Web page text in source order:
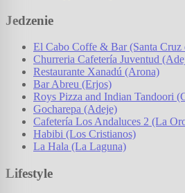
Jedzenie
El Cabo Coffe & Bar (Santa Cruz
Churreria Cafetería Juventud
Restaurante Xanadú (Arona)
Bar Abreu (Erjos)
Roys Pizza and Indian Tandoori
Gocharepa (Adeje)
Cafetería Los Andaluces 2 (La
Habibi (Los Cristianos)
La Hala (La Laguna)
Lifestyle